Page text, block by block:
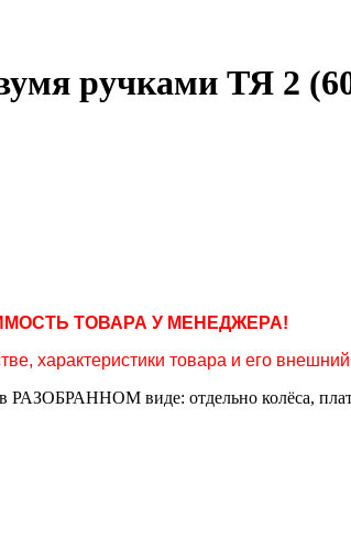
ручками ТЯ 2
ТОВАРА У МЕНЕДЖЕРА!
характеристики товара и его
РАЗОБРАННОМ виде: отдельно колёса,